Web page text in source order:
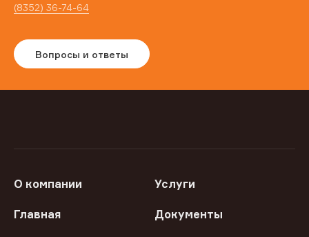
(8352) 36-74-64
Вопросы и ответы
О компании Услуги
Главная Документы